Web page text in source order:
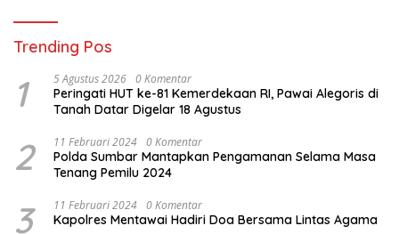
Trending Pos
1 5 Agustus 2026 0 Komentar
Peringati HUT ke-81 Kemerdekaan RI, Pawai Alegoris di
Tanah Datar Digelar 18 Agustus
2 11 Februari 2024 0 Komentar
Polda Sumbar Mantapkan Pengamanan Selama Masa
Tenang Pemilu 2024
3 11 Februari 2024 0 Komentar
Kapolres Mentawai Hadiri Doa Bersama Lintas Agama